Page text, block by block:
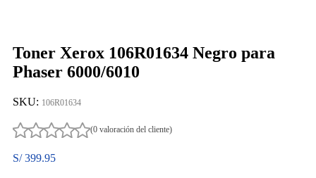
Toner Xerox 106R01634 Negro para
Phaser 6000/6010
SKU: 106R01634
(0 valoración del cliente)
S/399.95